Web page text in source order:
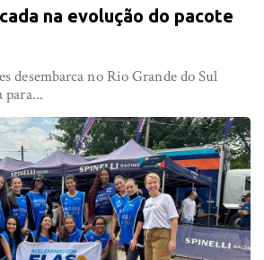
na evolução do pacote
desembarca no Rio Grande do Sul
para...